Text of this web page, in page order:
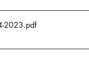
2023.pdf